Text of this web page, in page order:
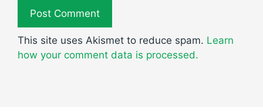
This site uses Akismet to reduce spam. Learn
how your comment data is processed.